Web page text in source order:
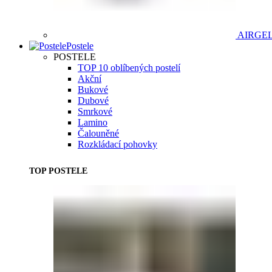
Postele
POSTELE
TOP 10 oblíbených postelí
Akční
Bukové
Dubové
Smrkové
Lamino
Čalouněné
Rozkládací pohovky
TOP POSTELE